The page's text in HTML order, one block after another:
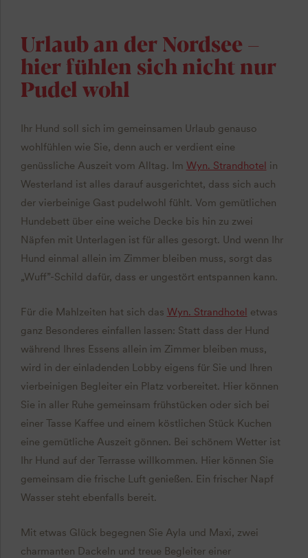
Urlaub an der Nordsee –
hier fühlen sich nicht nur
Pudel wohl
Ihr Hund soll sich im gemeinsamen Urlaub genauso
wohlfühlen wie Sie, denn auch er verdient eine
genüssliche Auszeit vom Alltag. Im Wyn. Strandhotel in
Westerland ist alles darauf ausgerichtet, dass sich auch
der vierbeinige Gast pudelwohl fühlt. Vom gemütlichen
Hundebett über eine weiche Decke bis hin zu zwei
Näpfen mit Unterlagen ist für alles gesorgt. Und wenn Ihr
Hund einmal allein im Zimmer bleiben muss, sorgt das
„Wuff”-Schild dafür, dass er ungestört entspannen kann.
Für die Mahlzeiten hat sich das Wyn. Strandhotel etwas
ganz Besonderes einfallen lassen: Statt dass der Hund
während Ihres Essens allein im Zimmer bleiben muss,
wird in der einladenden Lobby eigens für Sie und Ihren
vierbeinigen Begleiter ein Platz vorbereitet. Hier können
Sie in aller Ruhe gemeinsam frühstücken oder sich bei
einer Tasse Kaffee und einem köstlichen Stück Kuchen
eine gemütliche Auszeit gönnen. Bei schönem Wetter ist
Ihr Hund auf der Terrasse willkommen. Hier können Sie
gemeinsam die frische Luft genießen. Ein frischer Napf
Wasser steht ebenfalls bereit.
Mit etwas Glück begegnen Sie Ayla und Maxi, zwei
charmanten Dackeln und treue Begleiter einer